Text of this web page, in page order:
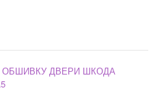
ОБШИВКУ ДВЕРИ ШКОДА